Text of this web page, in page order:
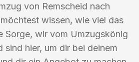
von Remscheid nach
wissen, wie viel das
Sorge, wir vom Umzugskönig
sind hier, um dir bei deinem